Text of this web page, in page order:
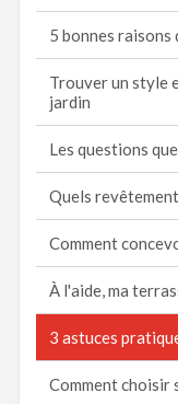
5 bonnes raisons
Trouver un style
jardin
Les questions
Quels
Comment
À l'aide, ma
3 astuces
Comment choisir